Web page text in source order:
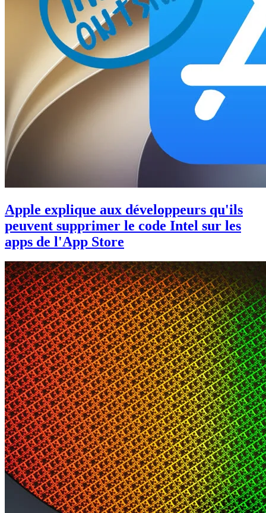
Apple explique aux développeurs qu'ils
peuvent supprimer le code Intel sur les
apps de l'App Store